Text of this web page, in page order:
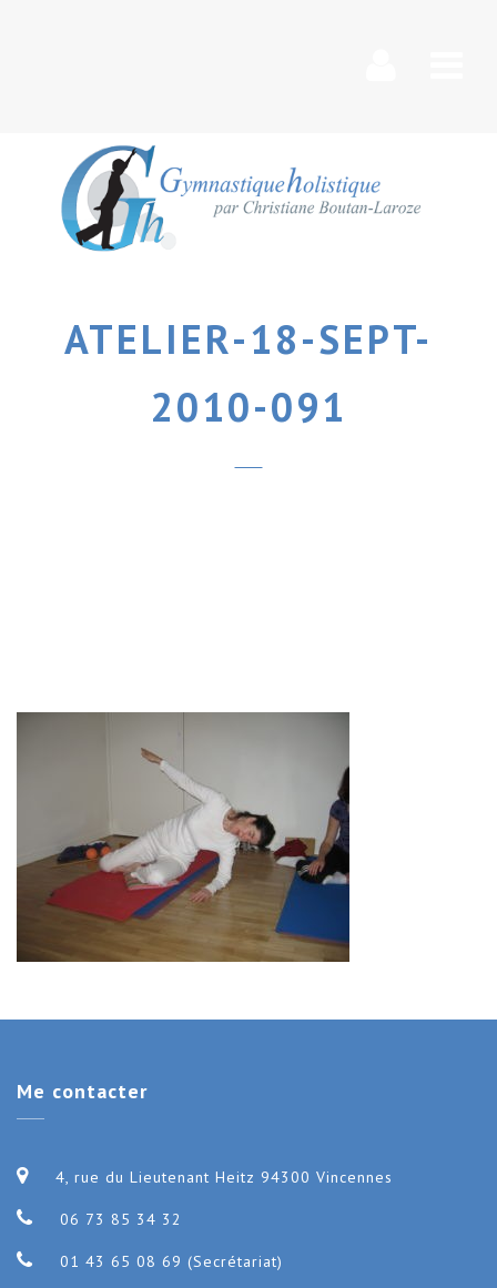
ATELIER-18-SEPT-
2010-091
Me contacter
4, rue du Lieutenant Heitz 94300 Vincennes
06 73 85 34 32
01 43 65 08 69 (Secrétariat)